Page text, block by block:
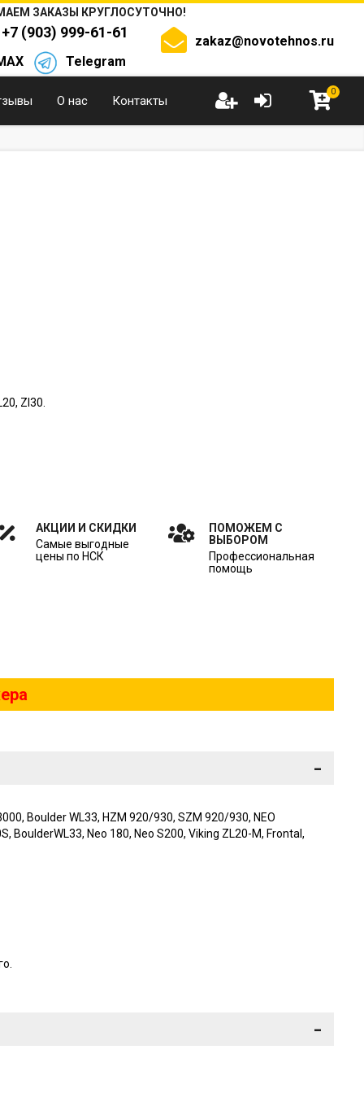
ЗАКАЗЫ КРУГЛОСУТОЧНО!
(903) 999-61-61
Telegram
zakaz@novotehnos.ru
О нас Контакты
0
Zl30.
АКЦИИ И СКИДКИ
Самые выгодные
цены по НСК
ПОМОЖЕМ С
ВЫБОРОМ
Профессиональная
помощь
-
Boulder WL33, HZM 920/930, SZM 920/930, NEO
Neo 180, Neo S200, Viking ZL20-M, Frontal,
-